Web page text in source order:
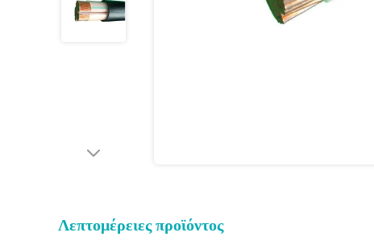
Λεπτομέρειες προϊόντος